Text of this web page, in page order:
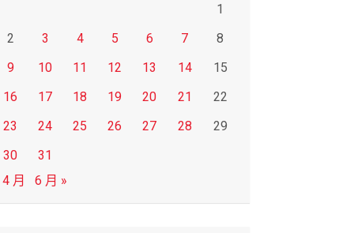
1
2
3 4 5 6 7
8
9
10 11 12 13 14
15
16
17 18 19 20 21
22
23
24 25 26 27 28
29
30
31
月
6 月 »